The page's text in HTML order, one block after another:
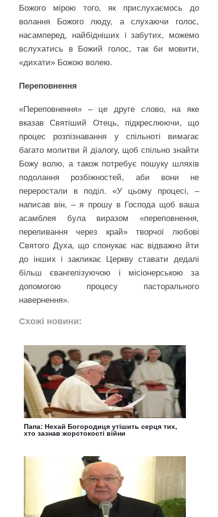
Божого мірою того, як прислухаємось до
волання Божого люду, а слухаючи голос,
насамперед, найбідніших і забутих, можемо
вслухатись в Божий голос, так би мовити,
«дихати» Божою волею.
Переповнення
«Переповнення» – це друге слово, на яке
вказав Святіший Отець, підкреслюючи, що
процес розпізнавання у спільноті вимагає
багато молитви й діалогу, щоб спільно знайти
Божу волю, а також потребує пошуку шляхів
подолання розбіжностей, аби вони не
переростали в поділ. «У цьому процесі, –
написав він, – я прошу в Господа щоб ваша
асамблея була виразом «переповнення,
переливання через край» творчої любові
Святого Духа, що спонукає нас відважно йти
до інших і закликає Церкву ставати дедалі
більш євангелізуючою і місіонерською за
допомогою процесу пасторального
навернення».
Схожі новини:
Папа: Нехай Богородиця утішить серця тих,
хто зазнав жорстокості війни